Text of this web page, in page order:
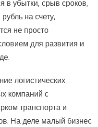
в убытки, срыв сроков,
на счету,
не просто
для развития и
логистических
компаний с
транспорта и
На деле малый бизнес